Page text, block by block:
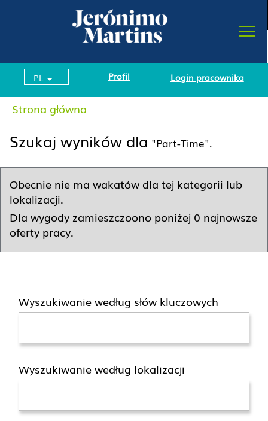
PL Profil Login pracownika
Strona główna
Szukaj wyników dla "Part-Time".
Obecnie nie ma wakatów dla tej kategorii lub
lokalizacji.
Dla wygody zamieszczoono poniżej 0 najnowsze
oferty pracy.
Wyszukiwanie według słów kluczowych
Wyszukiwanie według lokalizacji